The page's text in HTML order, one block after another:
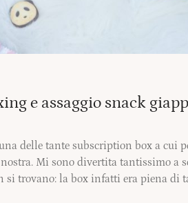
e assaggio snack
delle tante subscription box a cui
Mi sono divertita tantissimo a
trovano: la box infatti era piena di